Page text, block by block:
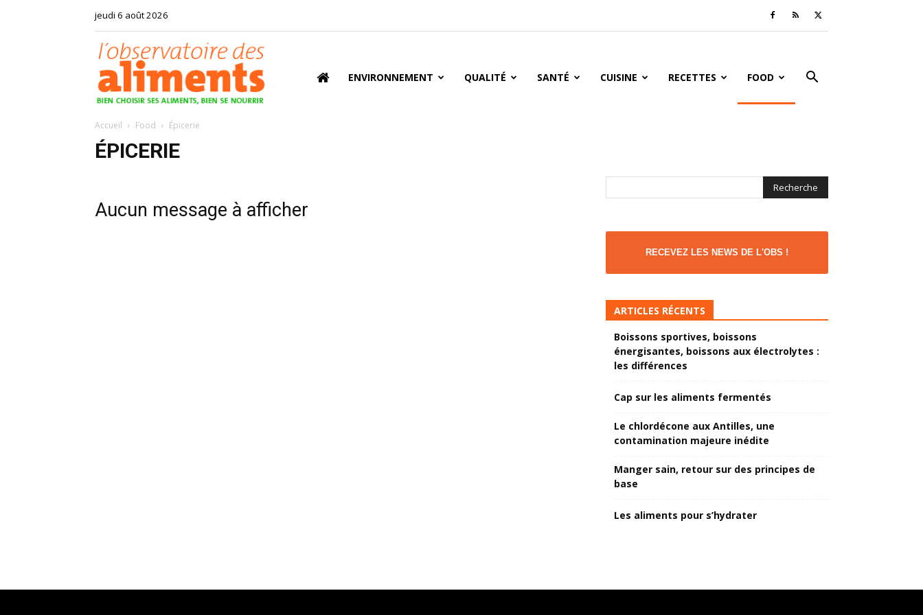
jeudi 6 août 2026
aliments
ENVIRONNEMENT QUALITÉ SANTÉ CUISINE RECETTES FOOD
Accueil Food Épicerie
ÉPICERIE
Aucun message à afficher
RECEVEZ LES NEWS DE L'OBS !
ARTICLES RÉCENTS
Boissons sportives, boissons
énergisantes, boissons aux électrolytes :
les différences
Cap sur les aliments fermentés
Le chlordécone aux Antilles, une
contamination majeure inédite
Manger sain, retour sur des principes de
base
Les aliments pour s’hydrater